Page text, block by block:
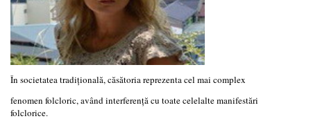
În societatea tradiţională, căsătoria reprezenta cel mai complex
fenomen folcloric, având interferenţă cu toate celelalte manifestări
folclorice.